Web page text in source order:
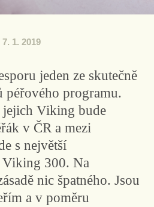
7. 1. 2019
jeden ze skutečně
programu.
Viking bude
v ČR a mezi
s největší
Viking 300. Na
nic špatného. Jsou
a v poměru